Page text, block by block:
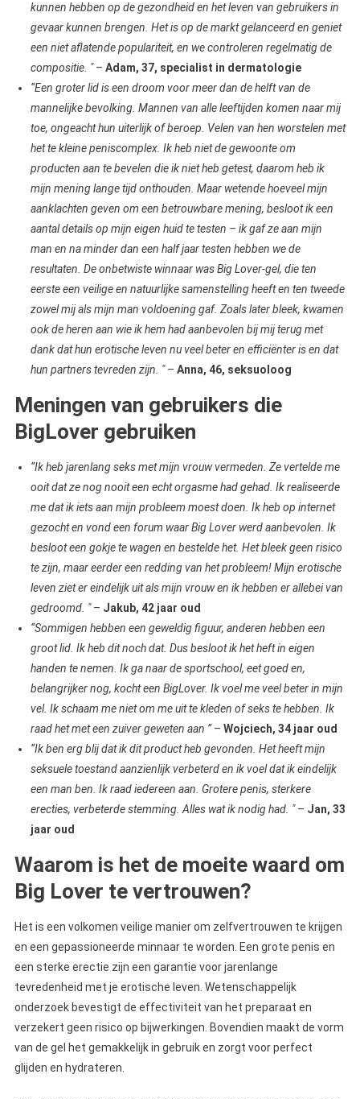
kunnen hebben op de gezondheid en het leven van gebruikers in
gevaar kunnen brengen. Het is op de markt gelanceerd en geniet
een niet aflatende populariteit, en we controleren regelmatig de
compositie. "– Adam, 37, specialist in dermatologie
“Een groter lid is een droom voor meer dan de helft van de
mannelijke bevolking. Mannen van alle leeftijden komen naar mij
toe, ongeacht hun uiterlijk of beroep. Velen van hen worstelen met
het te kleine peniscomplex. Ik heb niet de gewoonte om
producten aan te bevelen die ik niet heb getest, daarom heb ik
mijn mening lange tijd onthouden. Maar wetende hoeveel mijn
aanklachten geven om een betrouwbare mening, besloot ik een
aantal details op mijn eigen huid te testen – ik gaf ze aan mijn
man en na minder dan een half jaar testen hebben we de
resultaten. De onbetwiste winnaar was Big Lover-gel, die ten
eerste een veilige en natuurlijke samenstelling heeft en ten tweede
zowel mij als mijn man voldoening gaf. Zoals later bleek, kwamen
ook de heren aan wie ik hem had aanbevolen bij mij terug met
dank dat hun erotische leven nu veel beter en efficiënter is en dat
hun partners tevreden zijn. "– Anna, 46, seksuoloog
Meningen van gebruikers die
BigLover gebruiken
“Ik heb jarenlang seks met mijn vrouw vermeden. Ze vertelde me
ooit dat ze nog nooit een echt orgasme had gehad. Ik realiseerde
me dat ik iets aan mijn probleem moest doen. Ik heb op internet
gezocht en vond een forum waar Big Lover werd aanbevolen. Ik
besloot een gokje te wagen en bestelde het. Het bleek geen risico
te zijn, maar eerder een redding van het probleem! Mijn erotische
leven ziet er eindelijk uit als mijn vrouw en ik hebben er allebei van
gedroomd. "– Jakub, 42 jaar oud
“Sommigen hebben een geweldig figuur, anderen hebben een
groot lid. Ik heb dit noch dat. Dus besloot ik het heft in eigen
handen te nemen. Ik ga naar de sportschool, eet goed en,
belangrijker nog, kocht een BigLover. Ik voel me veel beter in mijn
vel. Ik schaam me niet om me uit te kleden of seks te hebben. Ik
raad het met een zuiver geweten aan ”– Wojciech, 34 jaar oud
“Ik ben erg blij dat ik dit product heb gevonden. Het heeft mijn
seksuele toestand aanzienlijk verbeterd en ik voel dat ik eindelijk
een man ben. Ik raad iedereen aan. Grotere penis, sterkere
erecties, verbeterde stemming. Alles wat ik nodig had. "– Jan, 33
jaar oud
Waarom is het de moeite waard om
Big Lover te vertrouwen?
Het is een volkomen veilige manier om zelfvertrouwen te krijgen
en een gepassioneerde minnaar te worden. Een grote penis en
een sterke erectie zijn een garantie voor jarenlange
tevredenheid met je erotische leven. Wetenschappelijk
onderzoek bevestigt de effectiviteit van het preparaat en
verzekert geen risico op bijwerkingen. Bovendien maakt de vorm
van de gel het gemakkelijk in gebruik en zorgt voor perfect
glijden en hydrateren.